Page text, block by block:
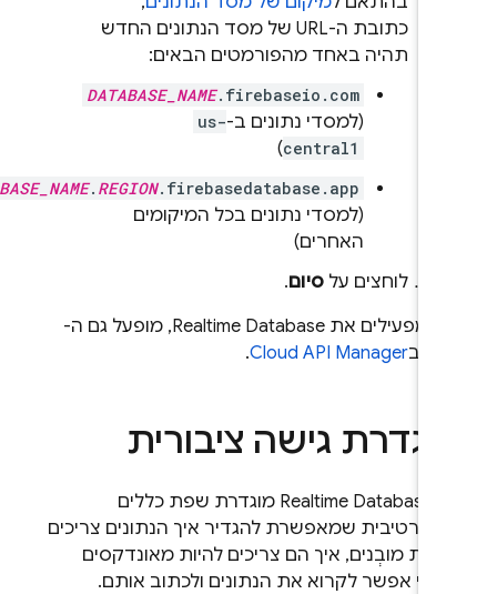
כתובת ה-URL של מסד הנתונים החדש
תהיה באחד מהפורמטים הבאים:
DATABASE_NAME.firebaseio.com
(למסדי נתונים ב-us-
central1
)
DATABASE_NAME.REGION.firebasedatabase.app
(למסדי נתונים בכל המיקומים
האחרים)
לוחצים עלסיום.
כשמפעילים אתRealtime Database, מופעל גם ה-
Cloud API Manager
.
הגדרת גישה ציבורית
Realtime Databaseמוגדרת שפת כללים
דקלרטיבית שמאפשרת להגדיר איך הנתונים צריכים
להיות מובְנים, איך הם צריכים להיות מאונדקסים
ומתי אפשר לקרוא את הנתונים ולכתוב אותם.